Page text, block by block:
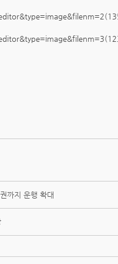
까지 운행 확대